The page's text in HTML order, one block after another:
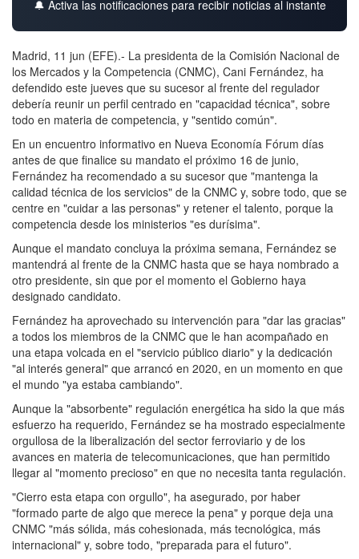
🔔 Activa las notificaciones para recibir noticias al instante
Madrid, 11 jun (EFE).- La presidenta de la Comisión Nacional de
los Mercados y la Competencia (CNMC), Cani Fernández, ha
defendido este jueves que su sucesor al frente del regulador
debería reunir un perfil centrado en "capacidad técnica", sobre
todo en materia de competencia, y "sentido común".
En un encuentro informativo en Nueva Economía Fórum días
antes de que finalice su mandato el próximo 16 de junio,
Fernández ha recomendado a su sucesor que "mantenga la
calidad técnica de los servicios" de la CNMC y, sobre todo, que se
centre en "cuidar a las personas" y retener el talento, porque la
competencia desde los ministerios "es durísima".
Aunque el mandato concluya la próxima semana, Fernández se
mantendrá al frente de la CNMC hasta que se haya nombrado a
otro presidente, sin que por el momento el Gobierno haya
designado candidato.
Fernández ha aprovechado su intervención para "dar las gracias"
a todos los miembros de la CNMC que le han acompañado en
una etapa volcada en el "servicio público diario" y la dedicación
"al interés general" que arrancó en 2020, en un momento en que
el mundo "ya estaba cambiando".
Aunque la "absorbente" regulación energética ha sido la que más
esfuerzo ha requerido, Fernández se ha mostrado especialmente
orgullosa de la liberalización del sector ferroviario y de los
avances en materia de telecomunicaciones, que han permitido
llegar al "momento precioso" en que no necesita tanta regulación.
"Cierro esta etapa con orgullo", ha asegurado, por haber
"formado parte de algo que merece la pena" y porque deja una
CNMC "más sólida, más cohesionada, más tecnológica, más
internacional" y, sobre todo, "preparada para el futuro".